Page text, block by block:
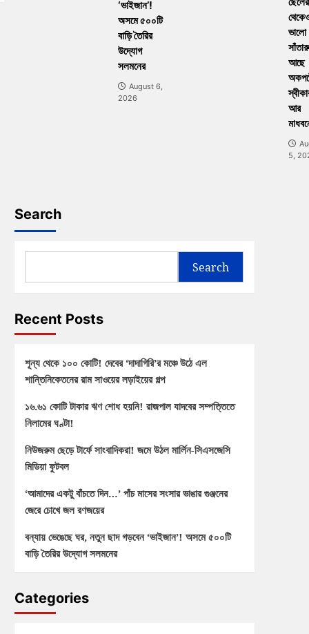
‘ভাইজান’!
অসমে ৫০০টি
বাড়ি তৈরির
উদ্যোগ
সলমনের
August 6,
2026
ভালো
সাঁতারু
আছে
আর
5,
Search
Search
Recent Posts
শূন্য থেকে ১০০ কোটি! দেবের ‘দাদাগিরি’র মঞ্চে উঠে এল
শান্তিনিকেতনের রাম সাওয়ের লড়াইয়ের গল্প
১৬.৬১ কোটি টাকার ঋণ শোধ হয়নি! রাজপাল যাদবের সম্পত্তিতে
নিলামের ঘণ্টা!
নিউজরুম ছেড়ে টার্ফে সাংবাদিকরা! জমে উঠল মার্লিন-সিএসজেসি
মিডিয়া ফুটবল
‘আমাদের একটু বাঁচতে দিন…’ পাঁচ মাসের সংসার ভাঙার গুঞ্জনের
জেরে চোখে জল রণজয়ের
বন্যায় ভেঙেছে ঘর, নতুন ছাদ গড়বেন ‘ভাইজান’! অসমে ৫০০টি
বাড়ি তৈরির উদ্যোগ সলমনের
Categories